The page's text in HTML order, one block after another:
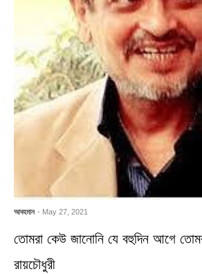
আবহমান - May 27, 2021
তোমরা কেউ জানোনি যে বহুদিন আগে
রায়চৌধুরী